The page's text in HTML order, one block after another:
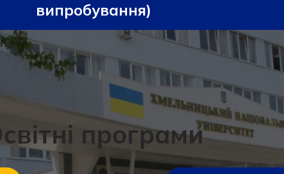
випробування)
програми